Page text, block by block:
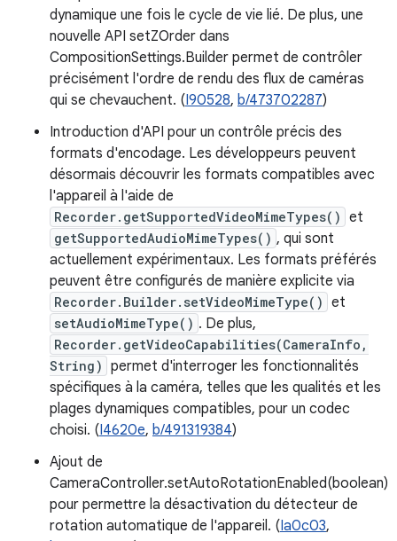
dynamique une fois le cycle de vie lié. De plus, une
nouvelle API setZOrder dans
CompositionSettings.Builder permet de contrôler
précisément l'ordre de rendu des flux de caméras
qui se chevauchent. (I90528, b/473702287)
Introduction d'API pour un contrôle précis des
formats d'encodage. Les développeurs peuvent
désormais découvrir les formats compatibles avec
l'appareil à l'aide de
Recorder.getSupportedVideoMimeTypes() et
getSupportedAudioMimeTypes() , qui sont
actuellement expérimentaux. Les formats préférés
peuvent être configurés de manière explicite via
Recorder.Builder.setVideoMimeType() et
setAudioMimeType() . De plus,
Recorder.getVideoCapabilities(CameraInfo,
String) permet d'interroger les fonctionnalités
spécifiques à la caméra, telles que les qualités et les
plages dynamiques compatibles, pour un codec
choisi. (I4620e, b/491319384)
Ajout de
CameraController.setAutoRotationEnabled(boolean)
pour permettre la désactivation du détecteur de
rotation automatique de l'appareil. (Ia0c03,